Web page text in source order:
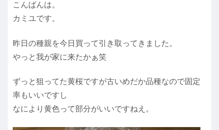
こんばんは。
カミユです。
昨日の種親を今日買って引き取ってきました。
やっと我が家に来たかぁ笑
ずっと狙ってた黄桜ですが古いめだか品種なので固定
率もいいですし
なにより黄色って部分がいいですねえ。